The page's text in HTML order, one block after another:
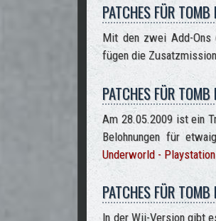
PATCHES FÜR
Mit den zwei Add-Ons
fügen die
PATCHES FÜR
Am 28.05.2009 ist ein
Belohnungen für
Underworld -
PATCHES FÜR
In der Wii-Version gibt